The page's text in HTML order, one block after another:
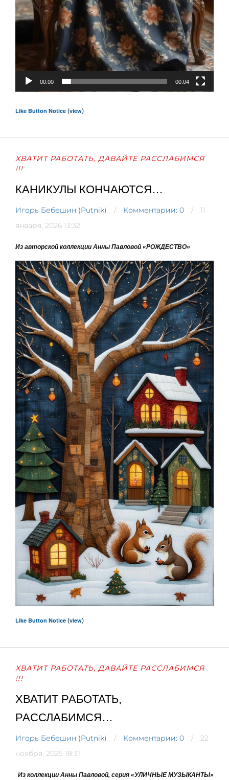
00:00 00:04
Like Button Notice (view)
ХВАТИТ РАБОТАТЬ, ДАВАЙТЕ РАССЛАБИМСЯ
!!!
КАНИКУЛЫ КОНЧАЮТСЯ…
Игорь Бебешин (Putnik) Комментарии: 0
11
января, 2026 13:32
Из авторской коллекции Анны Павловой «РОЖДЕСТВО»
Like Button Notice (view)
ХВАТИТ РАБОТАТЬ, ДАВАЙТЕ РАССЛАБИМСЯ
!!!
ХВАТИТ РАБОТАТЬ,
РАССЛАБИМСЯ…
Игорь Бебешин (Putnik) Комментарии: 0
22
ноября, 2025 18:31
Из коллекции Анны Павловой, серия «УЛИЧНЫЕ МУЗЫКАНТЫ»